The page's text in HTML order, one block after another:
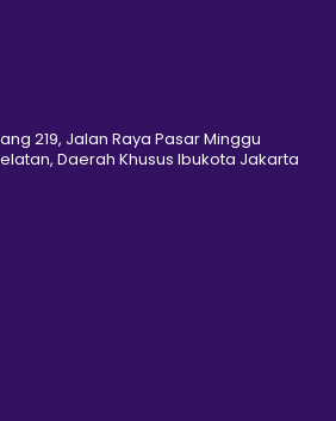
219, Jalan Raya Pasar Minggu
Daerah Khusus Ibukota Jakarta